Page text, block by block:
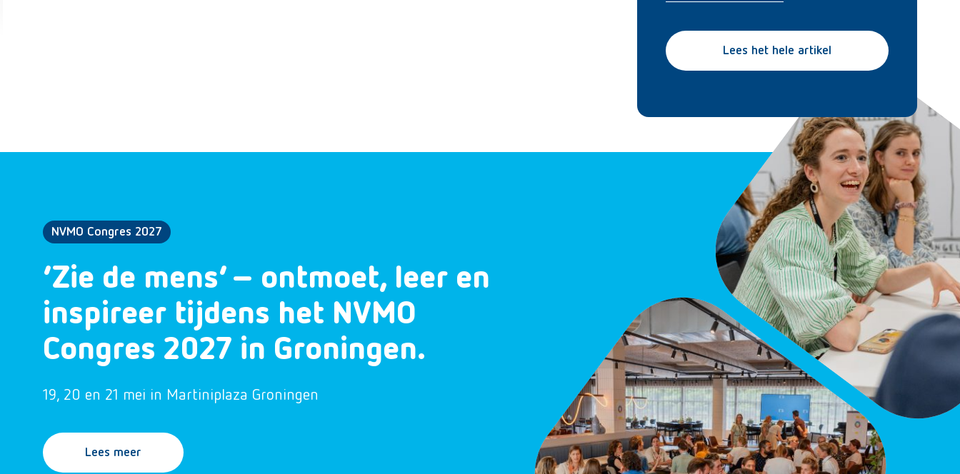
Lees het hele artikel
NVMO Congres 2027
‘Zie de mens’ – ontmoet, leer en
inspireer tijdens het NVMO
Congres 2027 in Groningen.
19, 20 en 21 mei in Martiniplaza Groningen
Lees meer